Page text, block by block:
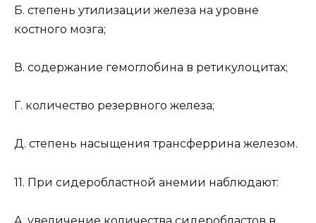
Б. степень утилизации железа на уровне
костного мозга;
В. содержание гемоглобина в ретикулоцитах;
Г. количество резервного железа;
Д. степень насыщения трансферрина железом.
11. При сидеробластной анемии наблюдают: